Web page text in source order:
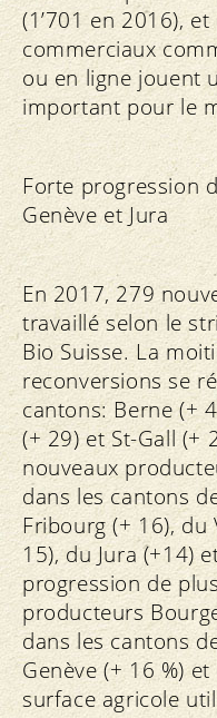
(1’701 en 2016),
commerciaux
ou en ligne jouent
important pour le
Forte progression
Genève et Jura
En 2017, 279
travaillé selon le
Bio Suisse. La
reconversions se
cantons: Berne (+
(+ 29) et St-Gall (+
nouveaux
dans les cantons
Fribourg (+ 16), du
15), du Jura (+14)
progression de
producteurs
dans les cantons
Genève (+ 16 %)
surface agricole